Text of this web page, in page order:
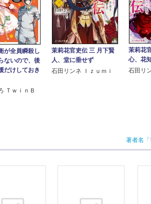
が全員瞬殺し
ないので、後
だけしておき
ＴｗｉｎＢ
茉莉花官吏伝 三 月下賢
人、堂に垂せず
石田リンネ Ｉｚｕｍｉ
茉莉花
心、花
石田リ
著者名